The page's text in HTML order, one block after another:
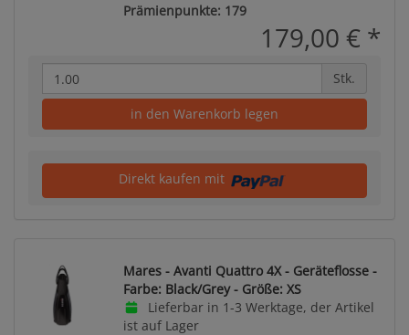
Prämienpunkte: 179
179,00 € *
Stk.
in den Warenkorb legen
Direkt kaufen mit
Mares - Avanti Quattro 4X - Geräteflosse -
Farbe: Black/Grey - Größe: XS
Lieferbar in 1-3 Werktage, der Artikel
ist auf Lager